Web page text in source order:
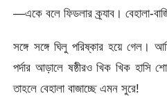
—একে বলে ফিডলার ক্র্যাব। বেহালা-
সঙ্গে সঙ্গে ঘিলু পরিষ্কার হয়ে গেল।
পর্দার আড়ালে ষষ্ঠীরও খিক খিক হাসি
তাহলে বেহালা বাজাচ্ছে এমন সুরে!